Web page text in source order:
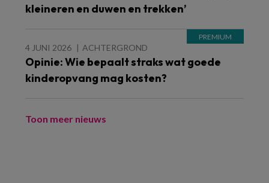
kleineren en duwen en trekken’
4 JUNI 2026 ACHTERGROND
Opinie: Wie bepaalt straks wat goede
kinderopvang mag kosten?
Toon meer nieuws